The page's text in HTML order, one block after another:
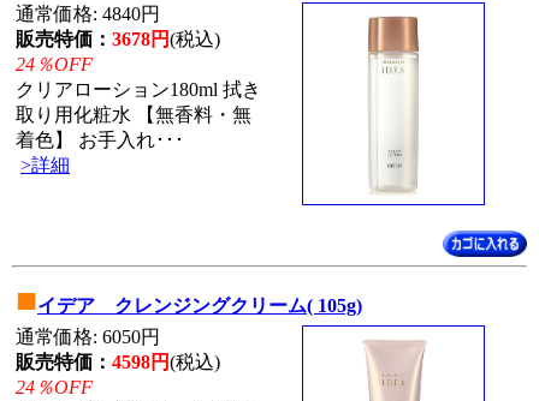
通常価格: 4840円
販売特価： 3678円(税込)
24％OFF
クリアローション180ml 拭き
取り用化粧水 【無香料・無
着色】 お手入れ･･･
>詳細
■イデア クレンジングクリーム( 105g)
通常価格: 6050円
販売特価： 4598円(税込)
24％OFF